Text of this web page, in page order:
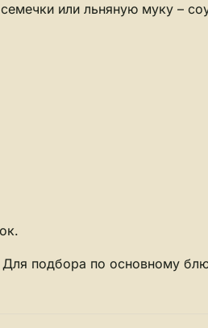
или льняную муку –
подбора по основному